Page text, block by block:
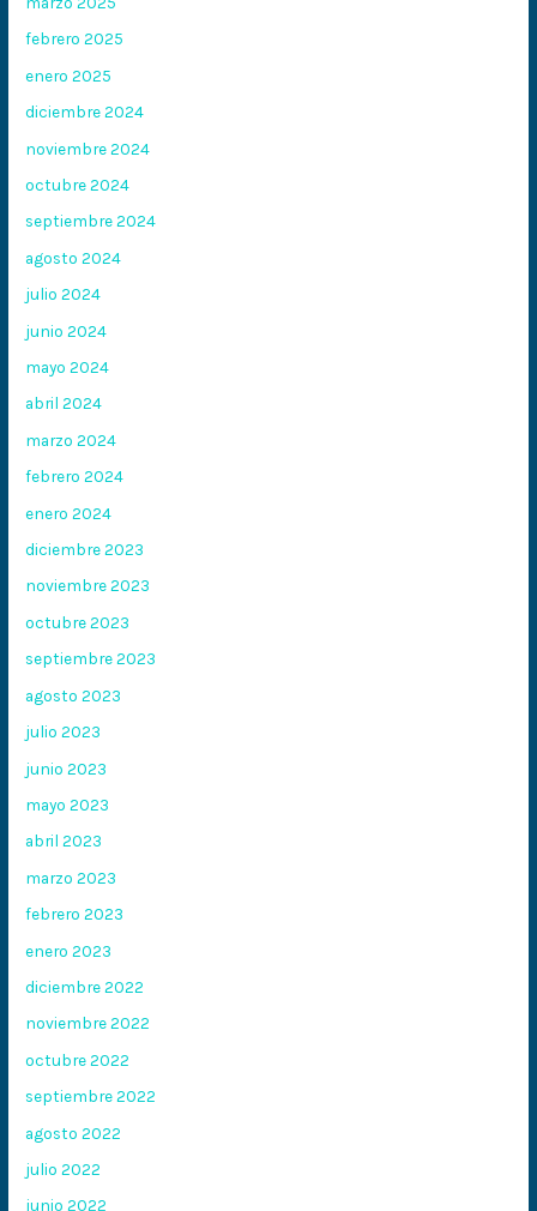
febrero 2025
enero 2025
diciembre 2024
noviembre 2024
octubre 2024
septiembre 2024
agosto 2024
julio 2024
junio 2024
mayo 2024
abril 2024
marzo 2024
febrero 2024
enero 2024
diciembre 2023
noviembre 2023
octubre 2023
septiembre 2023
agosto 2023
julio 2023
junio 2023
mayo 2023
abril 2023
marzo 2023
febrero 2023
enero 2023
diciembre 2022
noviembre 2022
octubre 2022
septiembre 2022
agosto 2022
julio 2022
junio 2022